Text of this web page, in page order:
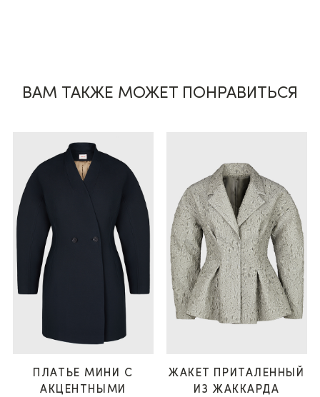
ВАМ ТАКЖЕ МОЖЕТ ПОНРАВИТЬСЯ
ПЛАТЬЕ МИНИ С
АКЦЕНТНЫМИ
ЖАКЕТ ПРИТАЛЕННЫЙ
ИЗ ЖАККАРДА